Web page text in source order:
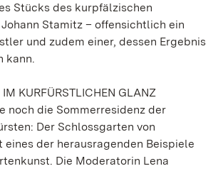
Stücks des kurpfälzischen
Stamitz – offensichtlich ein
und zudem einer, dessen Ergebnis
kann.
KURFÜRSTLICHEN GLANZ
noch die Sommerresidenz der
Der Schlossgarten von
eines der herausragenden Beispiele
Die Moderatorin Lena